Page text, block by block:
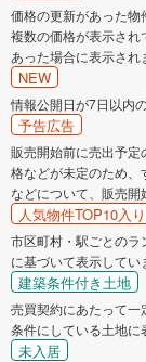
価格の更新があった物
複数の価格が表示さ
あった場合に表示され
NEW
情報公開日が7日以内
予告広告
販売開始前に売出予
格などが未定のため
などについて、販売開
人気物件TOP10入り
市区町村・駅ごとの
に基づいて表示してい
建築条件付き土地
売買契約にあたって
条件にしている土地に
未入居